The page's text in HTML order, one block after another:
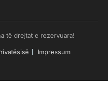
të drejtat e rezervuara!
Impressum